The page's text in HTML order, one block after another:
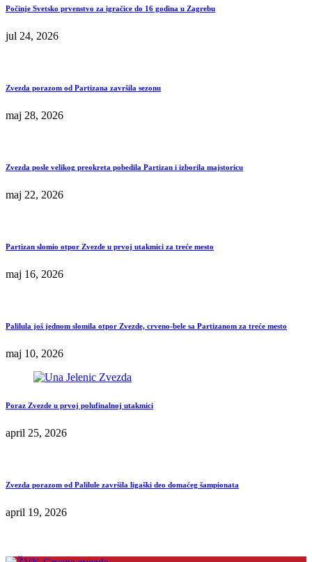
Počinje Svetsko prvenstvo za igračice do 16 godina u Zagrebu
jul 24, 2026
Zvezda porazom od Partizana završila sezonu
maj 28, 2026
Zvezda posle velikog preokreta pobedila Partizan i izborila majstoricu
maj 22, 2026
Partizan slomio otpor Zvezde u prvoj utakmici za treće mesto
maj 16, 2026
Palilula još jednom slomila otpor Zvezde, crveno-bele sa Partizanom za treće mesto
maj 10, 2026
Poraz Zvezde u prvoj polufinalnoj utakmici
april 25, 2026
Zvezda porazom od Palilule završila ligaški deo domaćeg šampionata
april 19, 2026